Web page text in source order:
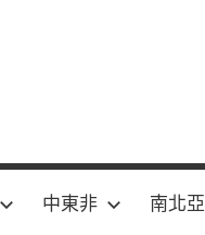
中東非 南北亞